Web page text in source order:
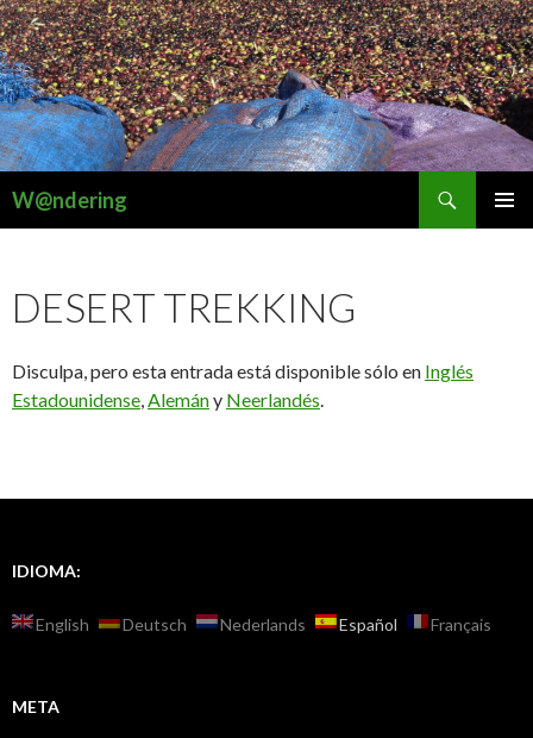
W@ndering
DESERT TREKKING
Disculpa, pero esta entrada está disponible sólo en Inglés
Estadounidense,Alemány Neerlandés.
IDIOMA:
English Deutsch Nederlands Español Français
META